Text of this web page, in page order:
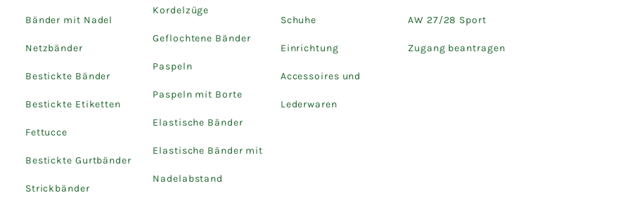
Bänder mit Nadel
Netzbänder
Bestickte Bänder
Bestickte Etiketten
Fettucce
Bestickte Gurtbänder
Strickbänder
Kordelzüge
Geflochtene Bänder
Paspeln
Paspeln mit Borte
Elastische Bänder
Elastische Bänder mit
Nadelabstand
Schuhe
Einrichtung
Accessoires und
Lederwaren
AW 27/28 Sport
Zugang beantragen